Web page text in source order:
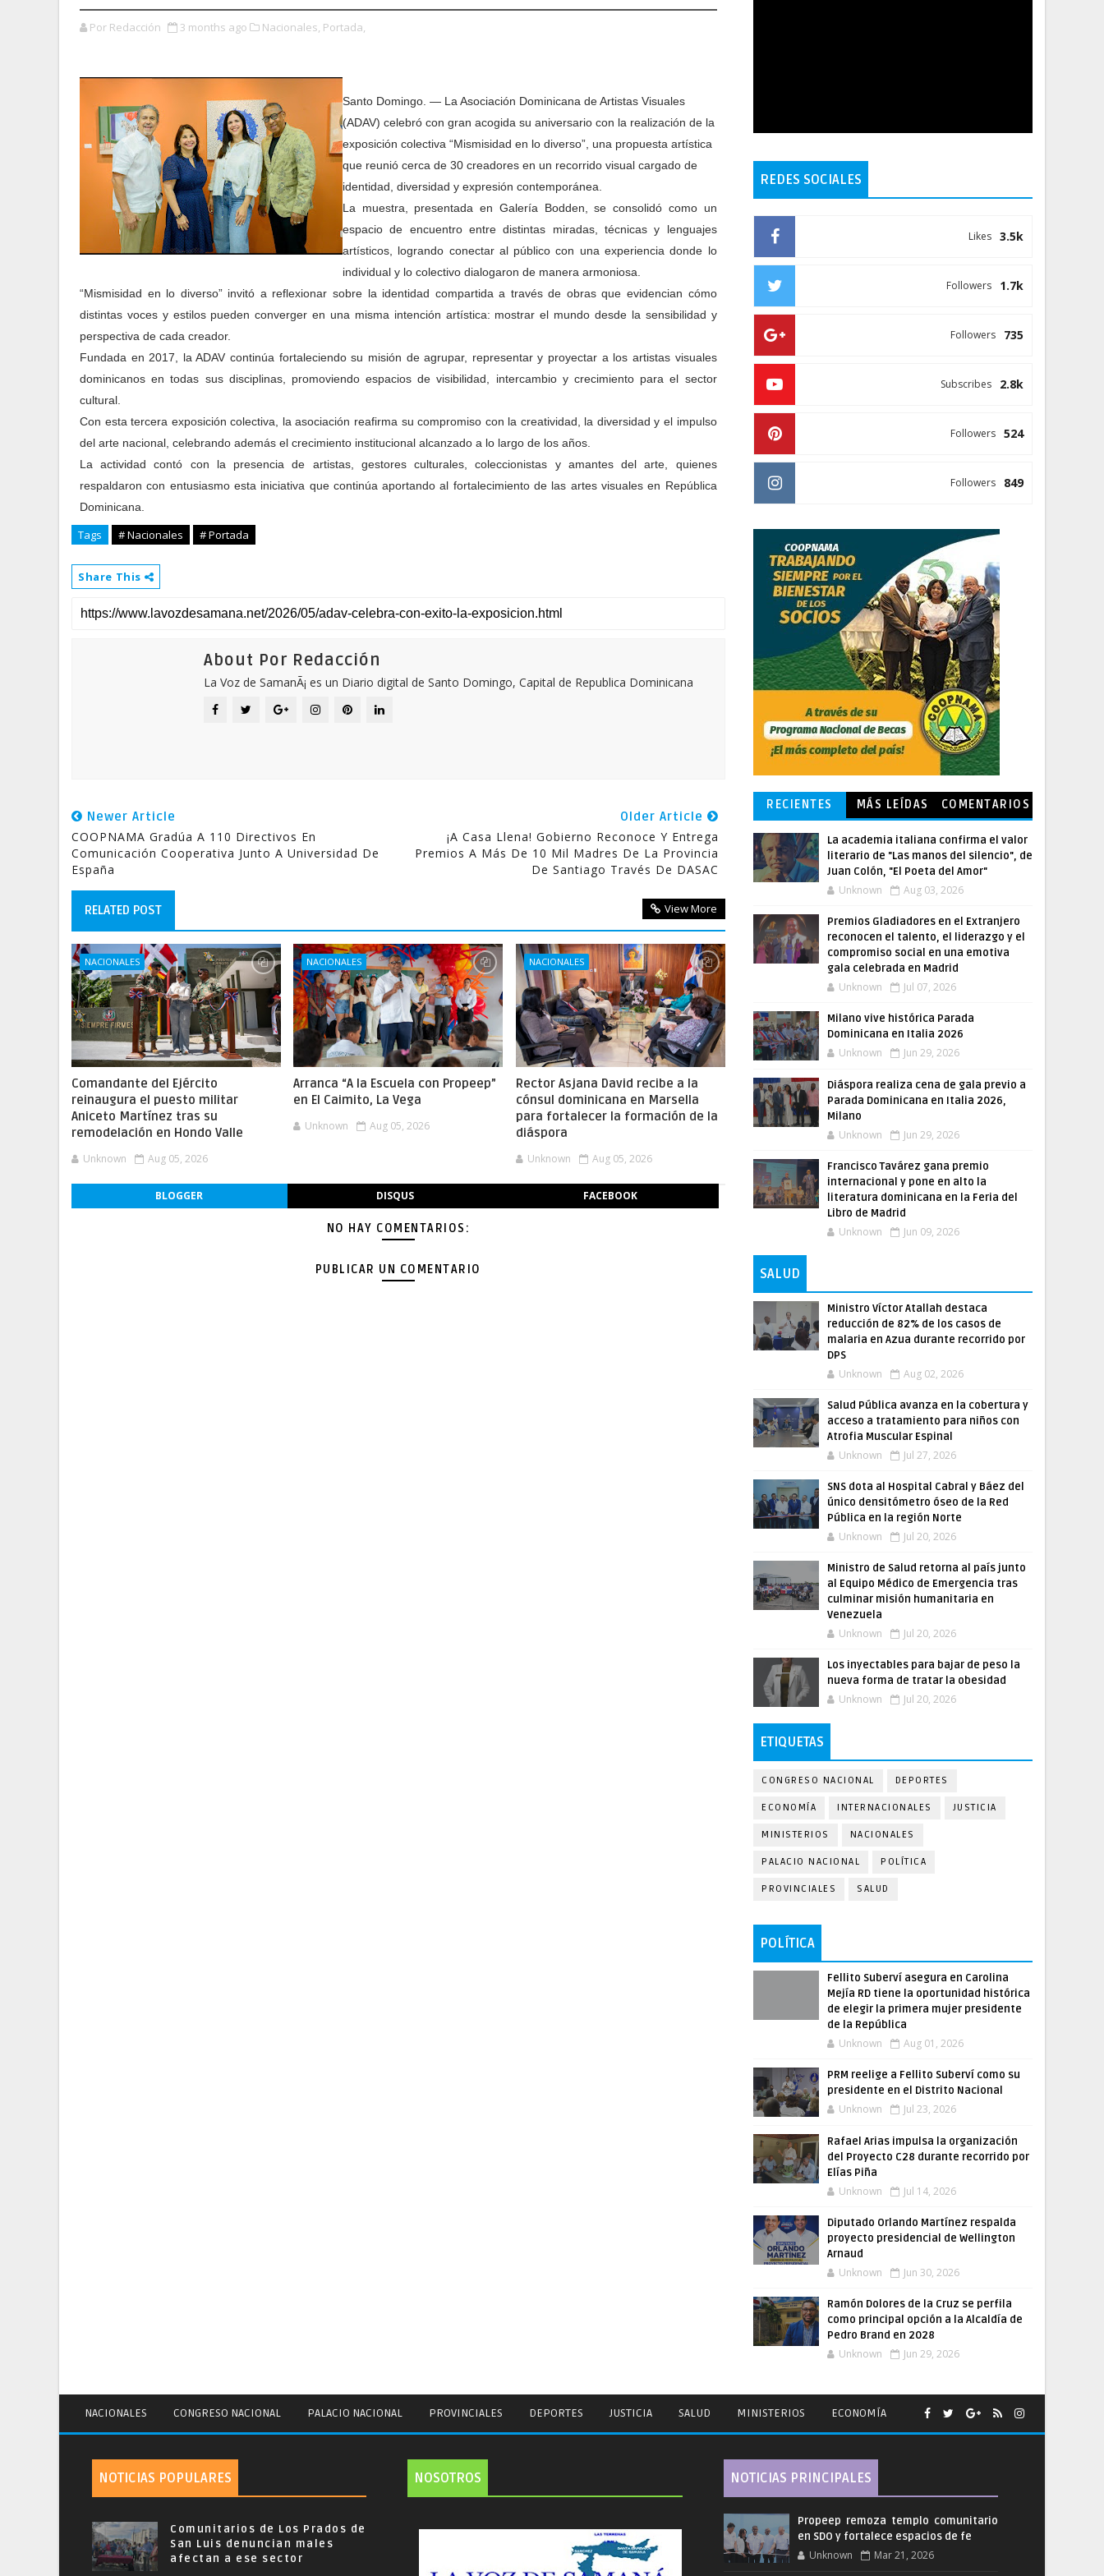
Por Redacción 3 months ago Nacionales, Portada,
Santo Domingo. — La Asociación Dominicana de Artistas Visuales
(ADAV) celebró con gran acogida su aniversario con la realización de la
exposición colectiva “Mismisidad en lo diverso”, una propuesta artística
que reunió cerca de 30 creadores en un recorrido visual cargado de
identidad, diversidad y expresión contemporánea.
La muestra, presentada en Galería Bodden, se consolidó como un
espacio de encuentro entre distintas miradas, técnicas y lenguajes
artísticos, logrando conectar al público con una experiencia donde lo
individual y lo colectivo dialogaron de manera armoniosa.
“Mismisidad en lo diverso” invitó a reflexionar sobre la identidad compartida a través de obras que evidencian cómo
distintas voces y estilos pueden converger en una misma intención artística: mostrar el mundo desde la sensibilidad y
perspectiva de cada creador.
Fundada en 2017, la ADAV continúa fortaleciendo su misión de agrupar, representar y proyectar a los artistas visuales
dominicanos en todas sus disciplinas, promoviendo espacios de visibilidad, intercambio y crecimiento para el sector
cultural.
Con esta tercera exposición colectiva, la asociación reafirma su compromiso con la creatividad, la diversidad y el impulso
del arte nacional, celebrando además el crecimiento institucional alcanzado a lo largo de los años.
La actividad contó con la presencia de artistas, gestores culturales, coleccionistas y amantes del arte, quienes
respaldaron con entusiasmo esta iniciativa que continúa aportando al fortalecimiento de las artes visuales en República
Dominicana.
Tags # Nacionales # Portada
Share This
About Por Redacción
La Voz de SamanÃ¡ es un Diario digital de Santo Domingo, Capital de Republica Dominicana
Newer Article
COOPNAMA Gradúa A 110 Directivos En
Comunicación Cooperativa Junto A Universidad De
España
Older Article
¡A Casa Llena! Gobierno Reconoce Y Entrega
Premios A Más De 10 Mil Madres De La Provincia
De Santiago Través De DASAC
RELATED POST View More
NACIONALES
Comandante del Ejército
reinaugura el puesto militar
Aniceto Martínez tras su
remodelación en Hondo Valle
Unknown Aug 05, 2026
NACIONALES
Arranca “A la Escuela con Propeep”
en El Caimito, La Vega
Unknown Aug 05, 2026
NACIONALES
Rector Asjana David recibe a la
cónsul dominicana en Marsella
para fortalecer la formación de la
diáspora
Unknown Aug 05, 2026
BLOGGER DISQUS FACEBOOK
NO HAY COMENTARIOS:
PUBLICAR UN COMENTARIO
REDES SOCIALES
3.5k
Likes
1.7k
Followers
735
Followers
2.8k
Subscribes
524
Followers
849
Followers
RECIENTES MÁS LEÍDAS COMENTARIOS
La academia italiana confirma el valor
literario de "Las manos del silencio", de
Juan Colón, "El Poeta del Amor"
Unknown Aug 03, 2026
Premios Gladiadores en el Extranjero
reconocen el talento, el liderazgo y el
compromiso social en una emotiva
gala celebrada en Madrid
Unknown Jul 07, 2026
Milano vive histórica Parada
Dominicana en Italia 2026
Unknown Jun 29, 2026
Diáspora realiza cena de gala previo a
Parada Dominicana en Italia 2026,
Milano
Unknown Jun 29, 2026
Francisco Tavárez gana premio
internacional y pone en alto la
literatura dominicana en la Feria del
Libro de Madrid
Unknown Jun 09, 2026
SALUD
Ministro Víctor Atallah destaca
reducción de 82% de los casos de
malaria en Azua durante recorrido por
DPS
Unknown Aug 02, 2026
Salud Pública avanza en la cobertura y
acceso a tratamiento para niños con
Atrofia Muscular Espinal
Unknown Jul 27, 2026
SNS dota al Hospital Cabral y Báez del
único densitómetro óseo de la Red
Pública en la región Norte
Unknown Jul 20, 2026
Ministro de Salud retorna al país junto
al Equipo Médico de Emergencia tras
culminar misión humanitaria en
Venezuela
Unknown Jul 20, 2026
Los inyectables para bajar de peso la
nueva forma de tratar la obesidad
Unknown Jul 20, 2026
ETIQUETAS
CONGRESO NACIONAL DEPORTES
ECONOMÍA INTERNACIONALES JUSTICIA
MINISTERIOS NACIONALES
PALACIO NACIONAL POLÍTICA
PROVINCIALES SALUD
POLÍTICA
Fellito Suberví asegura en Carolina
Mejía RD tiene la oportunidad histórica
de elegir la primera mujer presidente
de la República
Unknown Aug 01, 2026
PRM reelige a Fellito Suberví como su
presidente en el Distrito Nacional
Unknown Jul 23, 2026
Rafael Arias impulsa la organización
del Proyecto C28 durante recorrido por
Elías Piña
Unknown Jul 14, 2026
Diputado Orlando Martínez respalda
proyecto presidencial de Wellington
Arnaud
Unknown Jun 30, 2026
Ramón Dolores de la Cruz se perfila
como principal opción a la Alcaldía de
Pedro Brand en 2028
Unknown Jun 29, 2026
NACIONALES CONGRESO NACIONAL PALACIO NACIONAL PROVINCIALES DEPORTES JUSTICIA SALUD MINISTERIOS ECONOMÍA
NOTICIAS POPULARES
Comunitarios de Los Prados de
San Luis denuncian males
afectan a ese sector
NOSOTROS NOTICIAS PRINCIPALES
Propeep remoza templo comunitario
en SDO y fortalece espacios de fe
Unknown Mar 21, 2026